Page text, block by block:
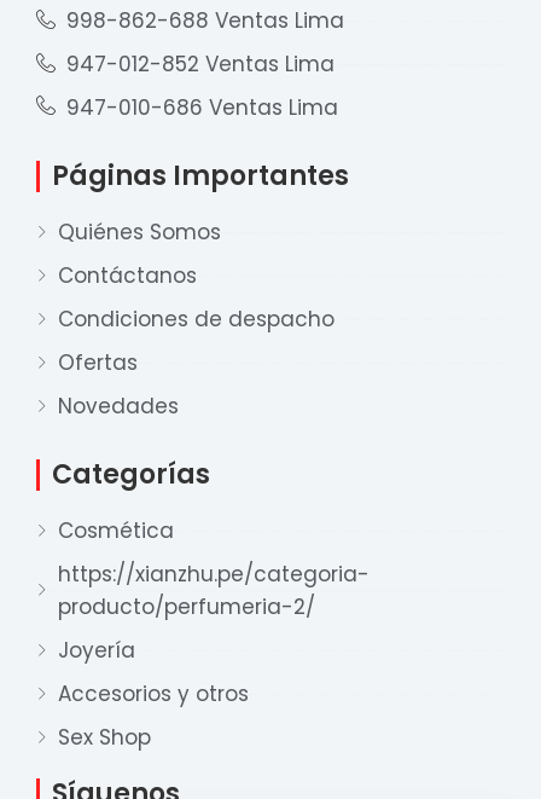
998-862-688 Ventas Lima
947-012-852 Ventas Lima
947-010-686 Ventas Lima
Páginas Importantes
Quiénes Somos
Contáctanos
Condiciones de despacho
Ofertas
Novedades
Categorías
Cosmética
https://xianzhu.pe/categoria-
producto/perfumeria-2/
Joyería
Accesorios y otros
Sex Shop
Nuestro equipo de ventas está aquí
para responder a sus preguntas. ¡Lo
ayudaremos con gusto!